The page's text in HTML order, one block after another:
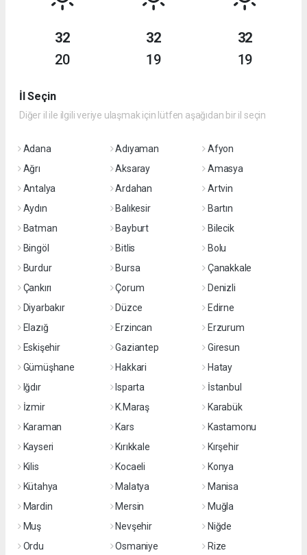
32
20
32
19
32
19
İl Seçin
Diğer il ile ilgili veriye ulaşmak için lütfen aşağıdan bir il seçin
Adana Adıyaman
Afyon
Ağrı
Aksaray
Amasya
Antalya
Ardahan
Artvin
Aydın
Balıkesir
Bartın
Batman
Bayburt
Bilecik
Bingöl
Bitlis
Bolu
Burdur
Bursa
Çanakkale
Çankırı
Çorum
Denizli
Diyarbakır
Düzce
Edirne
Elazığ
Erzincan
Erzurum
Eskişehir
Gaziantep
Giresun
Gümüşhane
Hakkari
Hatay
Iğdır
Isparta
İstanbul
İzmir
K.Maraş
Karabük
Karaman
Kars
Kastamonu
Kayseri
Kırıkkale
Kırşehir
Kilis
Kocaeli
Konya
Kütahya
Malatya
Manisa
Mardin
Mersin
Muğla
Muş
Nevşehir
Niğde
Ordu
Osmaniye Rize